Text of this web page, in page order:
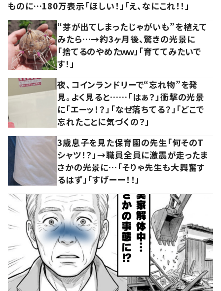
ものに…180万表示「ほしい！」「え、なにこれ！！」
“芽が出てしまったじゃがいも”を植えて
みたら…→約3ヶ月後、驚きの光景に
「捨てるのやめたｗｗ」「育ててみたいで
す！」
夜、コインランドリーで“忘れ物”を発
見。よく見ると……「はぁ？」衝撃の光景
に「エーッ！？」「なぜ落ちてる？」「どこで
忘れたことに気づくの？」
3歳息子を見た保育園の先生「何そのT
シャツ！？」→職員全員に激震が走ったま
さかの光景に…「そりゃ先生も大興奮す
るはず」「すげーー！！」